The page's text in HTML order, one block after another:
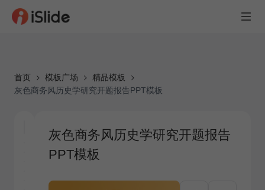
首页 模板广场
精品模板
灰色商务风历史学研究开题报告PPT模板
灰色商务风历史学研究开题报告
PPT模板